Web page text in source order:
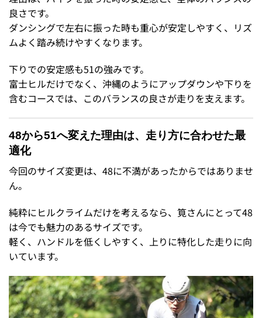
良さです。
ダンシングで左右に振った時も重心が安定しやすく、リズ
ムよく踏み続けやすくなります。
下りでの安定感も51の強みです。
富士ヒルだけでなく、沖縄のようにアップダウンや下りを
含むコースでは、このバランスの良さが走りを支えます。
48から51へ変えた理由は、走り方に合わせた最
適化
今回のサイズ変更は、48に不満があったからではありませ
ん。
純粋にヒルクライムだけを考えるなら、筧さんにとって48
は今でも魅力のあるサイズです。
軽く、ハンドルを低くしやすく、上りに特化した走りに向
いています。